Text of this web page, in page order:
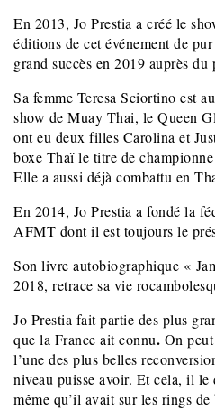
En 2013, Jo Prestia a créé le
éditions de cet événement de
grand succès en 2019 auprès
Sa femme Teresa Sciortino est
show de Muay Thai, le Queen
ont eu deux filles Carolina et
boxe Thaï le titre de
Elle a aussi déjà combattu en
En 2014, Jo Prestia a fondé la
AFMT dont il est toujours le
Son livre autobiographique «
2018, retrace sa vie
Jo Prestia fait partie des plus
que la France ait connu. On
l’une des plus belles
niveau puisse avoir. Et cela, il
même qu’il avait sur les rings